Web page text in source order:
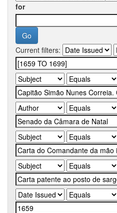
for
Current filters: